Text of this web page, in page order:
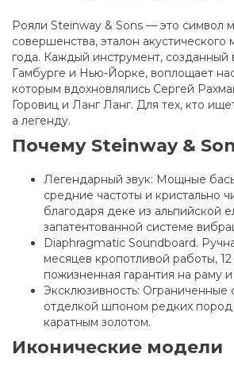
Рояли Steinway & Sons — это символ
совершенства, эталон акустического
года. Каждый инструмент, созданный
Гамбурге и Нью-Йорке, воплощает
которым вдохновлялись Сергей
Горовиц и Ланг Ланг. Для тех, кто
а легенду.
Почему Steinway &
Легендарный звук: Мощные
средние частоты и кристально
благодаря деке из альпийской
запатентованной системе
Diaphragmatic Soundboard.
месяцев кропотливой работы,
пожизненная гарантия на раму
Эксклюзивность: Ограниченные
отделкой шпоном редких
каратным золотом.
Иконические модели